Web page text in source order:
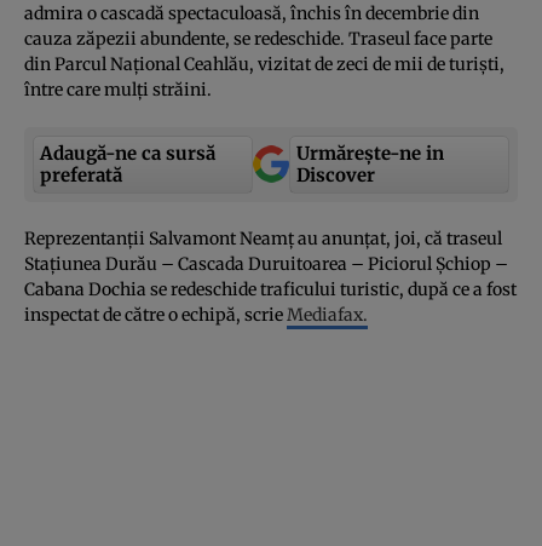
admira o cascadă spectaculoasă, închis în decembrie din
cauza zăpezii abundente, se redeschide. Traseul face parte
din Parcul Naţional Ceahlău, vizitat de zeci de mii de turişti,
între care mulţi străini.
Adaugă-ne ca sursă
preferată
Urmărește-ne in
Discover
Reprezentanţii Salvamont Neamţ au anunţat, joi, că traseul
Staţiunea Durău – Cascada Duruitoarea – Piciorul Şchiop –
Cabana Dochia se redeschide traficului turistic, după ce a fost
inspectat de către o echipă, scrieMediafax.